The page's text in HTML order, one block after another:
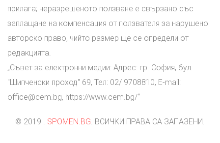
прилага; неразрешеното ползване е свързано със
заплащане на компенсация от ползвателя за нарушено
авторско право, чийто размер ще се определи от
редакцията.
„Съвет за електронни медии: Адрес: гр. София, бул.
"Шипченски проход" 69, Тел: 02/ 9708810, E-mail:
office@cem.bg, https://www.cem.bg/“
© 2019 . SPOMEN.BG. ВСИЧКИ ПРАВА СА ЗАПАЗЕНИ.